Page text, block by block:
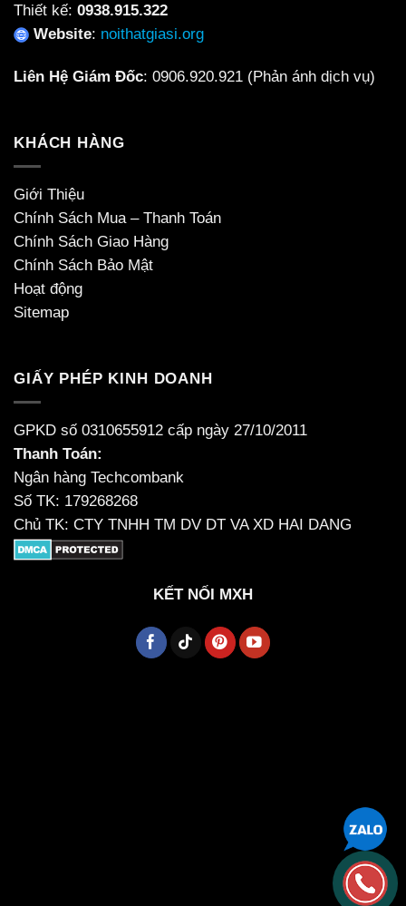
Thiết kế: 0938.915.322
Website: noithatgiasi.org
Liên Hệ Giám Đốc: 0906.920.921 (Phản ánh dịch vụ)
KHÁCH HÀNG
Giới Thiệu
Chính Sách Mua – Thanh Toán
Chính Sách Giao Hàng
Chính Sách Bảo Mật
Hoạt động
Sitemap
GIẤY PHÉP KINH DOANH
GPKD số 0310655912 cấp ngày 27/10/2011
Thanh Toán:
Ngân hàng Techcombank
Số TK: 179268268
Chủ TK: CTY TNHH TM DV DT VA XD HAI DANG
KẾT NỐI MXH